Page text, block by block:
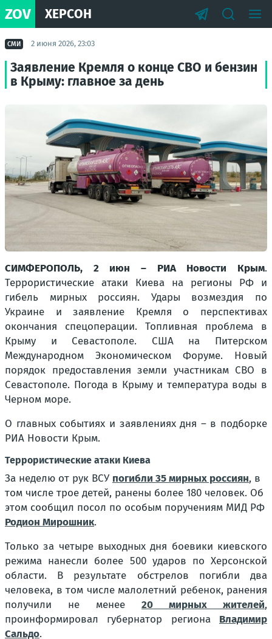
ZOV ХЕРСОН
СМИ 2 июня 2026, 23:03
Заявление Кремля о конце СВО и бензин
в Крыму: главное за день
СИМФЕРОПОЛЬ, 2 июн – РИА Новости Крым.
Террористические атаки Киева на регионы РФ и
гибель мирных россиян. Удары возмездия по
Украине и заявление Кремля о перспективах
окончания спецоперации. Топливная проблема в
Крыму и Севастополе. США на Питерском
Международном Экономическом Форуме. Новый
порядок предоставления земли участникам СВО в
Севастополе. Погода в Крыму и температура воды в
Черном море.
О главных событиях и заявлениях дня – в подборке
РИА Новости Крым.
Террористические атаки Киева
За неделю от рук ВСУ погибли 35 мирных россиян, в
том числе трое детей, ранены более 180 человек. Об
этом сообщил посол по особым поручениям МИД РФ
Родион Мирошник.
Только за четыре выходных дня боевики киевского
режима нанесли более 500 ударов по Херсонской
области. В результате обстрелов погибли два
человека, в том числе малолетний ребенок, ранения
получили не менее 20 мирных жителей,
проинформировал губернатор региона Владимир
Сальдо.